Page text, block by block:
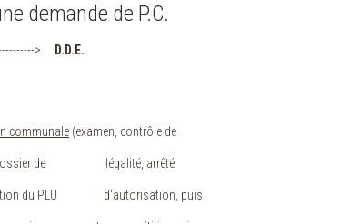
demande de P.C.
>
D.D.E.
communale (examen, contrôle de
dossier de légalité, arrêté
du PLU d'autorisation, puis